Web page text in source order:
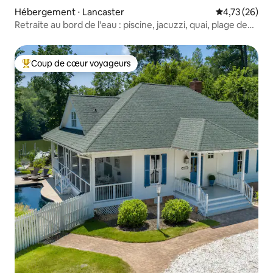
Hébergement ⋅ Lancaster Évaluation
4,73 (26)
Retraite au bord de l'eau : piscine, jacuzzi, quai, plage de
Coups de cœur voyageurs les plus appréciés
Coup de cœur voyageurs